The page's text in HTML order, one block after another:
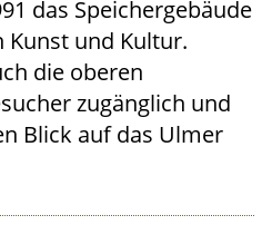
das Speichergebäude
und Kultur.
die oberen
zugänglich und
Blick auf das Ulmer